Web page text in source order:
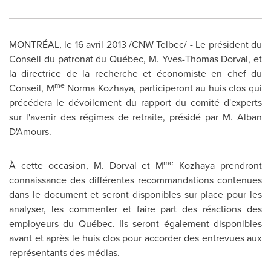
MONTRÉAL, le 16 avril 2013 /CNW Telbec/ - Le président du
Conseil du patronat du Québec, M. Yves-Thomas Dorval, et
la directrice de la recherche et économiste en chef du
Conseil, MmeNorma Kozhaya, participeront au huis clos qui
précédera le dévoilement du rapport du comité d'experts
sur l'avenir des régimes de retraite, présidé par M. Alban
D'Amours.
À cette occasion, M. Dorval et Mme Kozhaya prendront
connaissance des différentes recommandations contenues
dans le document et seront disponibles sur place pour les
analyser, les commenter et faire part des réactions des
employeurs du Québec. Ils seront également disponibles
avant et après le huis clos pour accorder des entrevues aux
représentants des médias.